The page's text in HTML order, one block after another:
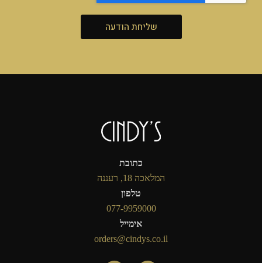
שליחת הודעה
כתובת
המלאכה 18, רעננה
טלפון
077-9959000
אימייל
orders@cindys.co.il